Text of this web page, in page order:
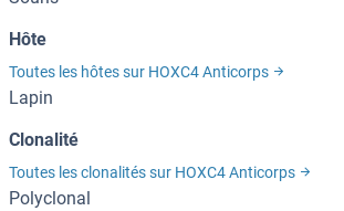
Hôte
Toutes les hôtes sur HOXC4 Anticorps
Lapin
Clonalité
Toutes les clonalités sur HOXC4 Anticorps
Polyclonal